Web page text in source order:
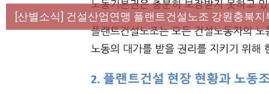
[성명] 막을 수 있었던 죽음, HL만도가 책임져라 : 청
[산별소식] 건설산업연맹 플랜트건설노조 강원충북지
[강릉,속초,원주,춘천] 폭염감시단 사업 이모저모
[조합원☆인터뷰] 서비스연맹 전국학교비정규직노동
[본부소식] 강원지역 노동자 합창단 모임